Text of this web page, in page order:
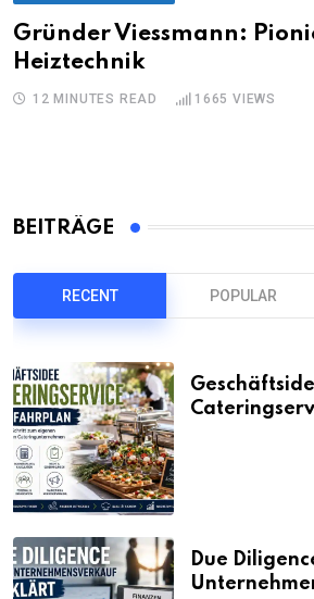
Gründer Viessmann:
Heiztechnik
12 MINUTES READ 1665 VIEWS
BEITRÄGE
RECENT POPULAR
Due